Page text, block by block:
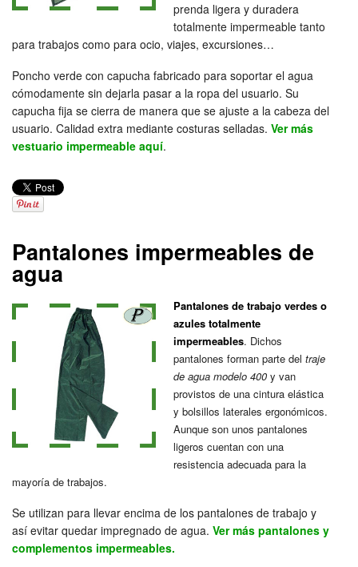
prenda ligera y duradera
totalmente impermeable tanto
para trabajos como para ocio, viajes, excursiones…
Poncho verde con capucha fabricado para soportar el agua
cómodamente sin dejarla pasar a la ropa del usuario. Su
capucha fija se cierra de manera que se ajuste a la cabeza del
usuario. Calidad extra mediante costuras selladas. Ver más
vestuario impermeable aquí.
Pantalones impermeables de
agua
Pantalones de trabajo verdes o
azules totalmente
impermeables. Dichos
pantalones forman parte del traje
de agua modelo 400 y van
provistos de una cintura elástica
y bolsillos laterales ergonómicos.
Aunque son unos pantalones
ligeros cuentan con una
resistencia adecuada para la
mayoría de trabajos.
Se utilizan para llevar encima de los pantalones de trabajo y
así evitar quedar impregnado de agua. Ver más pantalones y
complementos impermeables.